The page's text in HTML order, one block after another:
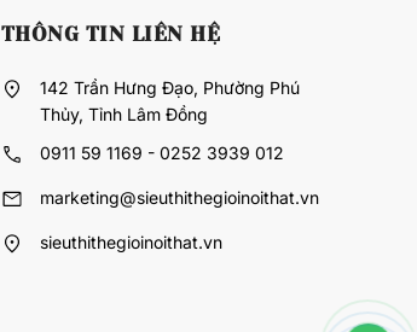
THÔNG TIN LIÊN HỆ
142 Trần Hưng Đạo, Phường Phú
Thủy, Tỉnh Lâm Đồng
0911 59 1169 - 0252 3939 012
marketing@sieuthithegioinoithat.vn
sieuthithegioinoithat.vn